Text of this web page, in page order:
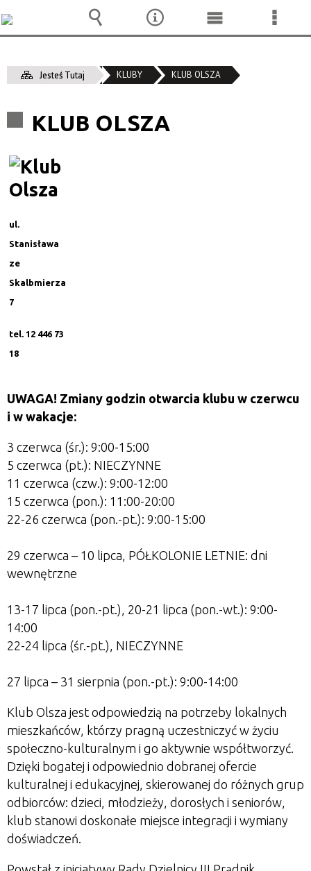
Jesteś Tutaj KLUBY KLUB OLSZA
KLUB OLSZA
ul.
Stanisława
ze
Skalbmierza
7
tel. 12 446 73
18
UWAGA! Zmiany godzin otwarcia klubu w czerwcu
i w wakacje:
3 czerwca (śr.): 9:00-15:00
5 czerwca (pt.): NIECZYNNE
11 czerwca (czw.): 9:00-12:00
15 czerwca (pon.): 11:00-20:00
22-26 czerwca (pon.-pt.): 9:00-15:00
29 czerwca – 10 lipca, PÓŁKOLONIE LETNIE: dni
wewnętrzne
13-17 lipca (pon.-pt.), 20-21 lipca (pon.-wt.): 9:00-
14:00
22-24 lipca (śr.-pt.), NIECZYNNE
27 lipca – 31 sierpnia (pon.-pt.): 9:00-14:00
Klub Olsza jest odpowiedzią na potrzeby lokalnych
mieszkańców, którzy pragną uczestniczyć w życiu
społeczno-kulturalnym i go aktywnie współtworzyć.
Dzięki bogatej i odpowiednio dobranej ofercie
kulturalnej i edukacyjnej, skierowanej do różnych grup
odbiorców: dzieci, młodzieży, dorosłych i seniorów,
klub stanowi doskonałe miejsce integracji i wymiany
doświadczeń.
Wyszukiwarka
NarzędziaMenu
Menu